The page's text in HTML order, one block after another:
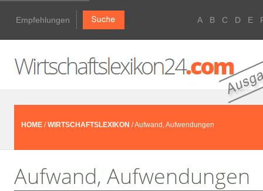
Empfehlungen A B C D E
HOME /WIRTSCHAFTSLEXIKON / Aufwand, Aufwendungen
Aufwand, Aufwendungen